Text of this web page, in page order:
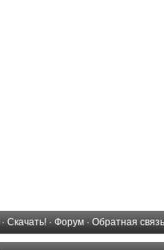
· Скачать! · Форум · Обратная связь